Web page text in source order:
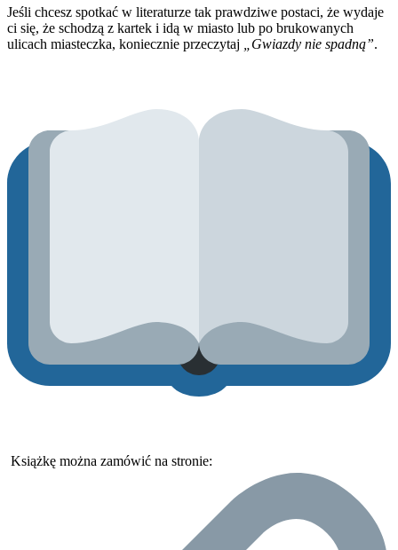
Jeśli chcesz spotkać w literaturze tak prawdziwe postaci, że wydaje
ci się, że schodzą z kartek i idą w miasto lub po brukowanych
ulicach miasteczka, koniecznie przeczytaj
„Gwiazdy nie spadną”.
Książkę można zamówić na stronie: